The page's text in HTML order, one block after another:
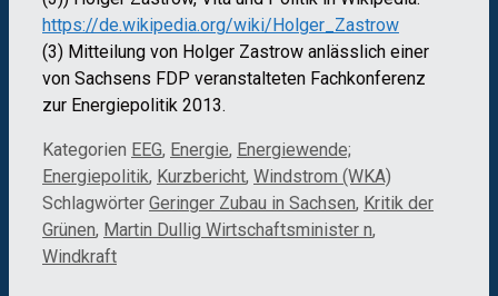
https://de.wikipedia.org/wiki/Holger_Zastrow
(3) Mitteilung von Holger Zastrow anlässlich einer
von Sachsens FDP veranstalteten Fachkonferenz
zur Energiepolitik 2013.
Kategorien EEG, Energie, Energiewende;
Energiepolitik, Kurzbericht, Windstrom (WKA)
Schlagwörter Geringer Zubau in Sachsen, Kritik der
Grünen, Martin Dullig Wirtschaftsminister n,
Windkraft